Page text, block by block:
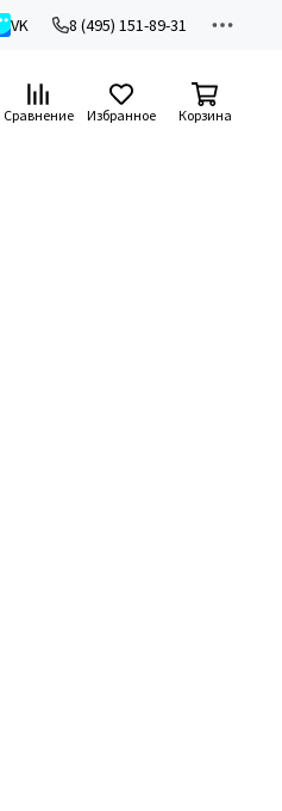
VK 8 (495) 151-89-31
Сравнение Избранное Корзина